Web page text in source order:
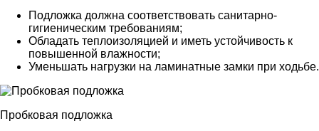
Подложка должна соответствовать санитарно-
гигиеническим требованиям;
Обладать теплоизоляцией и иметь устойчивость к
повышенной влажности;
Уменьшать нагрузки на ламинатные замки при ходьбе.
Пробковая подложка